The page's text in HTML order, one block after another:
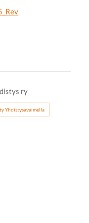
ry
Yhdistysavaimella